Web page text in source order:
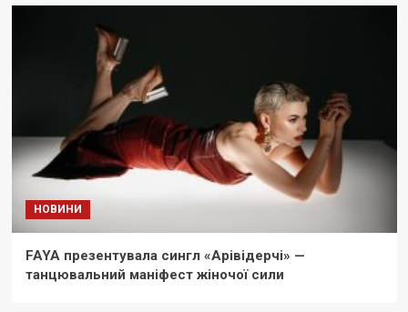
НОВИНИ
FAYA презентувала сингл «Арівідерчі» —
танцювальний маніфест жіночої сили